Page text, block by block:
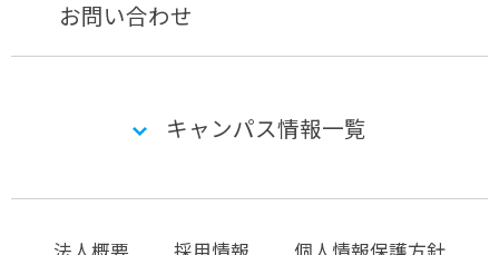
お問い合わせ
キャンパス情報一覧